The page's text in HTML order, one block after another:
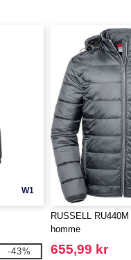
W1
-43%
RUSSELL
homme
655,99 kr